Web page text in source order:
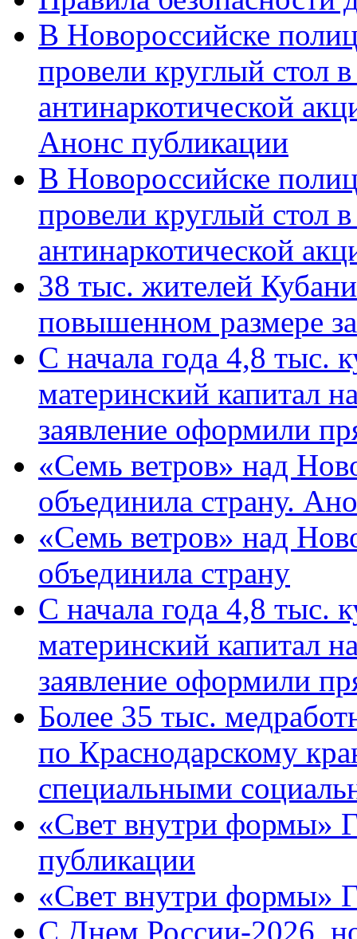
В Новороссийске
провели круглый стол
антинаркотической
Анонс публикации
В Новороссийске
провели круглый стол
антинаркотической
38 тыс. жителей
повышенном размере
С начала года 4,8 тыс.
материнский капитал
заявление оформили
«Семь ветров» над
объединила страну.
«Семь ветров» над
объединила страну
С начала года 4,8 тыс.
материнский капитал
заявление оформили
Более 35 тыс.
по Краснодарскому
специальными
«Свет внутри формы»
публикации
«Свет внутри формы»
C Днем России-2026,